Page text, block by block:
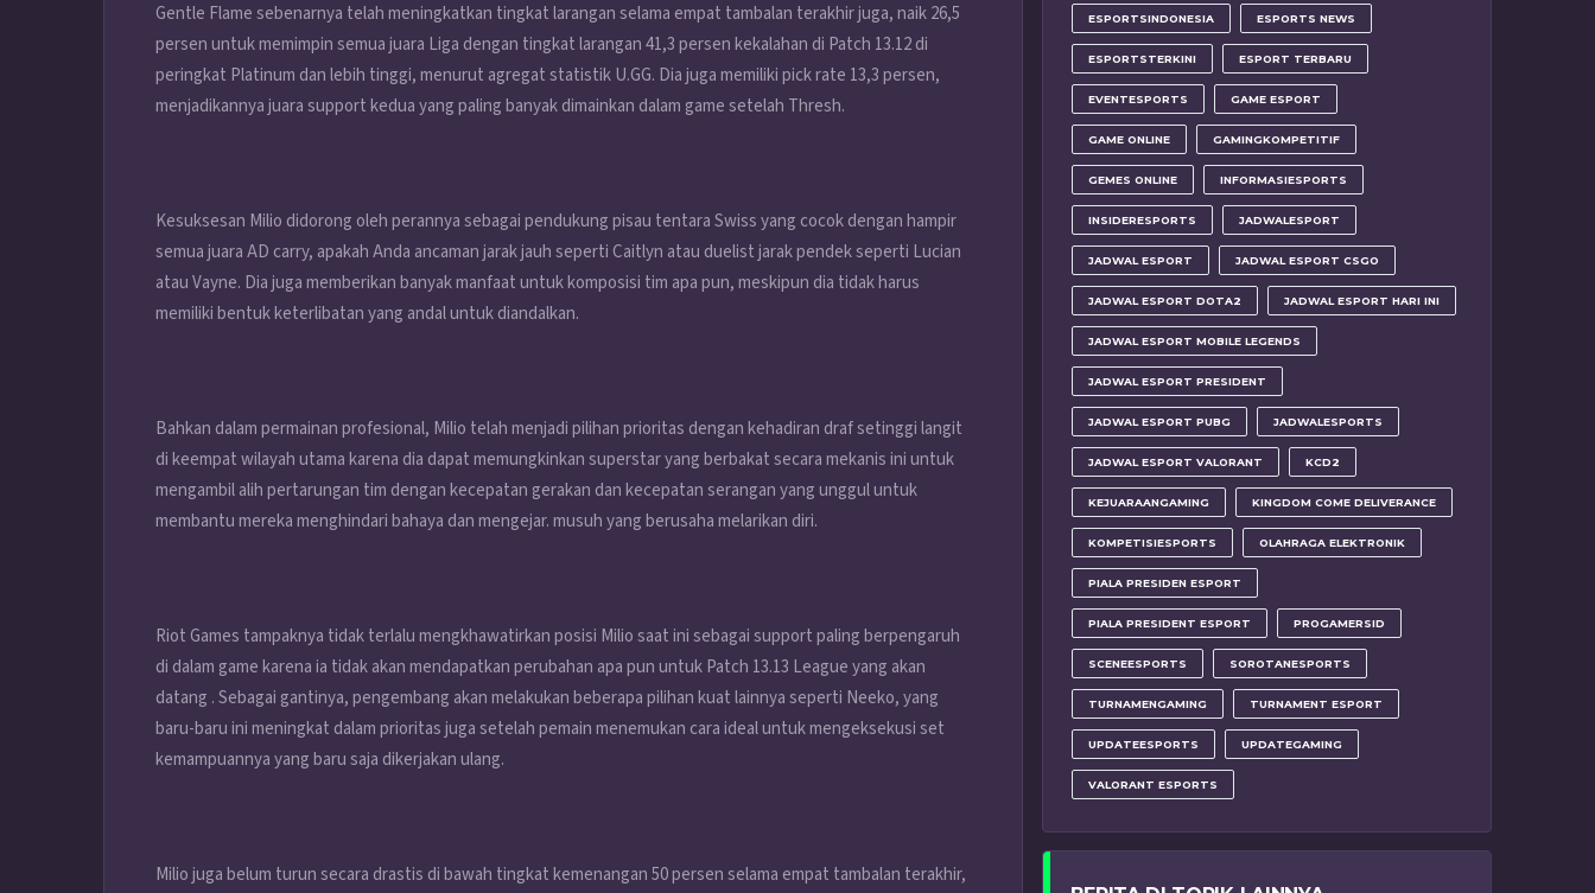
Gentle Flame sebenarnya telah meningkatkan tingkat larangan selama empat tambalan terakhir juga, naik 26,5
persen untuk memimpin semua juara Liga dengan tingkat larangan 41,3 persen kekalahan di Patch 13.12 di
peringkat Platinum dan lebih tinggi, menurut agregat statistik U.GG. Dia juga memiliki pick rate 13,3 persen,
menjadikannya juara support kedua yang paling banyak dimainkan dalam game setelah Thresh.
Kesuksesan Milio didorong oleh perannya sebagai pendukung pisau tentara Swiss yang cocok dengan hampir
semua juara AD carry, apakah Anda ancaman jarak jauh seperti Caitlyn atau duelist jarak pendek seperti Lucian
atau Vayne. Dia juga memberikan banyak manfaat untuk komposisi tim apa pun, meskipun dia tidak harus
memiliki bentuk keterlibatan yang andal untuk diandalkan.
Bahkan dalam permainan profesional, Milio telah menjadi pilihan prioritas dengan kehadiran draf setinggi langit
di keempat wilayah utama karena dia dapat memungkinkan superstar yang berbakat secara mekanis ini untuk
mengambil alih pertarungan tim dengan kecepatan gerakan dan kecepatan serangan yang unggul untuk
membantu mereka menghindari bahaya dan mengejar. musuh yang berusaha melarikan diri.
Riot Games tampaknya tidak terlalu mengkhawatirkan posisi Milio saat ini sebagai support paling berpengaruh
di dalam game karena ia tidak akan mendapatkan perubahan apa pun untuk Patch 13.13 League yang akan
datang . Sebagai gantinya, pengembang akan melakukan beberapa pilihan kuat lainnya seperti Neeko, yang
baru-baru ini meningkat dalam prioritas juga setelah pemain menemukan cara ideal untuk mengeksekusi set
kemampuannya yang baru saja dikerjakan ulang.
Milio juga belum turun secara drastis di bawah tingkat kemenangan 50 persen selama empat tambalan terakhir,
ESPORTSINDONESIA ESPORTS NEWS
ESPORTSTERKINI ESPORT TERBARU
EVENTESPORTS GAME ESPORT
GAME ONLINE GAMINGKOMPETITIF
GEMES ONLINE INFORMASIESPORTS
INSIDERESPORTS JADWALESPORT
JADWAL ESPORT JADWAL ESPORT CSGO
JADWAL ESPORT DOTA2 JADWAL ESPORT HARI INI
JADWAL ESPORT MOBILE LEGENDS
JADWAL ESPORT PRESIDENT
JADWAL ESPORT PUBG JADWALESPORTS
JADWAL ESPORT VALORANT KCD2
KEJUARAANGAMING KINGDOM COME DELIVERANCE
KOMPETISIESPORTS OLAHRAGA ELEKTRONIK
PIALA PRESIDEN ESPORT
PIALA PRESIDENT ESPORT PROGAMERSID
SCENEESPORTS SOROTANESPORTS
TURNAMENGAMING TURNAMENT ESPORT
UPDATEESPORTS UPDATEGAMING
VALORANT ESPORTS